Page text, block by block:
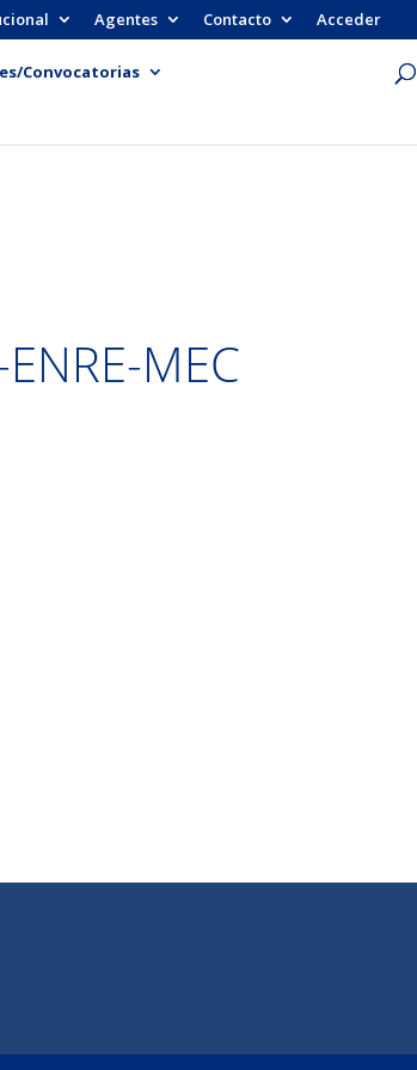
Agentes Contacto Acceder
Convocatorias
MEC